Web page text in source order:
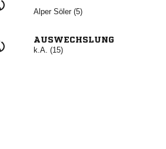
  
AUSWECHSLUNG
k.A. (15)